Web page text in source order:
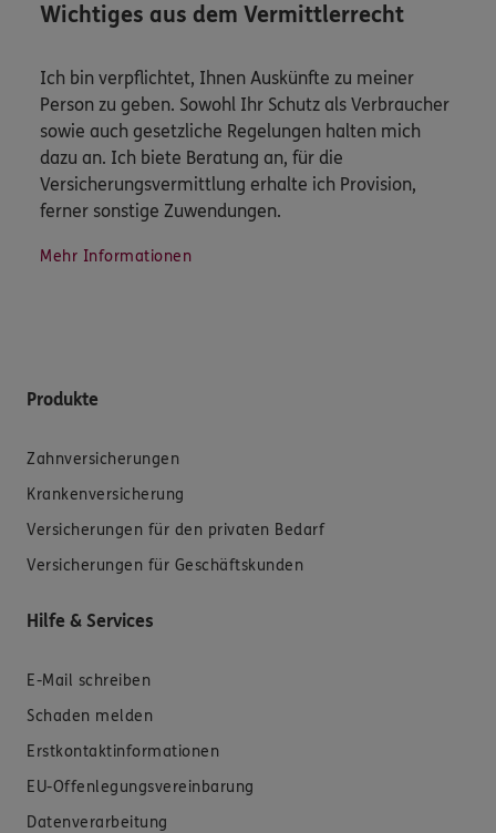
Wichtiges aus dem Vermittlerrecht
Ich bin verpflichtet, Ihnen Auskünfte zu meiner
Person zu geben. Sowohl Ihr Schutz als Verbraucher
sowie auch gesetzliche Regelungen halten mich
dazu an. Ich biete Beratung an, für die
Versicherungsvermittlung erhalte ich Provision,
ferner sonstige Zuwendungen.
Mehr Informationen
Produkte
Zahnversicherungen
Krankenversicherung
Versicherungen für den privaten Bedarf
Versicherungen für Geschäftskunden
Hilfe & Services
E-Mail schreiben
Schaden melden
Erstkontaktinformationen
EU-Offenlegungsvereinbarung
Datenverarbeitung